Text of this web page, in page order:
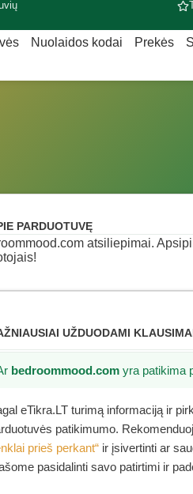
Nuolaidos kodai Prekės
PARDUOTUVĘ
atsiliepimai.
UŽDUODAMI
bedroommood.com yra patikima
eTikra.LT turimą informaciją ir
patikimumo.
prieš perkant“ ir įsivertinti ar
pasidalinti savo patirtimi ir